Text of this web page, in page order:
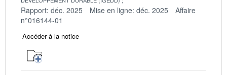
Rapport: déc. 2025 Mise en ligne: déc. 2025
Affaire
n°016144-01
Accéder à la notice